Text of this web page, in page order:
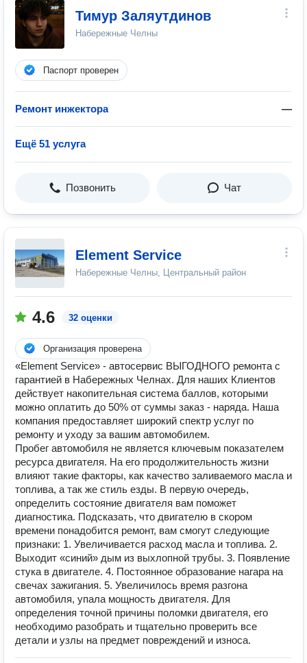
Тимур Заляутдинов
Набережные Челны
Паспорт проверен
Ремонт инжектора —
Ещё 51 услуга
Позвонить Чат
Element Service
Набережные Челны, Центральный район
4.6 32 оценки
Организация проверена
«Element Service» - автосервис ВЫГОДНОГО ремонта с
гарантией в Набережных Челнах. Для наших Клиентов
действует накопительная система баллов, которыми
можно оплатить до 50% от суммы заказ - наряда. Наша
компания предоставляет широкий спектр услуг по
ремонту и уходу за вашим автомобилем.
Пробег автомобиля не является ключевым показателем
ресурса двигателя. На его продолжительность жизни
влияют такие факторы, как качество заливаемого масла и
топлива, а так же стиль езды. В первую очередь,
определить состояние двигателя вам поможет
диагностика. Подсказать, что двигателю в скором
времени понадобится ремонт, вам смогут следующие
признаки: 1. Увеличивается расход масла и топлива. 2.
Выходит «синий» дым из выхлопной трубы. 3. Появление
стука в двигателе. 4. Постоянное образование нагара на
свечах зажигания. 5. Увеличилось время разгона
автомобиля, упала мощность двигателя. Для
определения точной причины поломки двигателя, его
необходимо разобрать и тщательно проверить все
детали и узлы на предмет повреждений и износа.